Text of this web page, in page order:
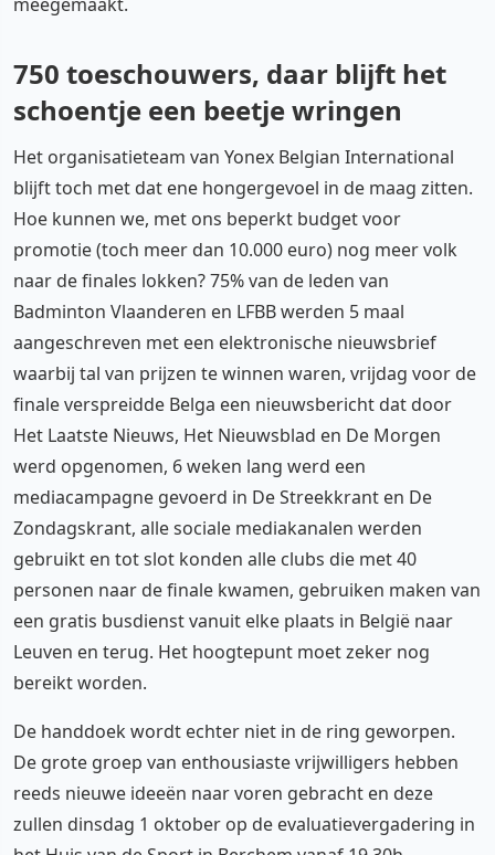
750 toeschouwers, daar blijft het
schoentje een beetje wringen
Het organisatieteam van Yonex Belgian International
blijft toch met dat ene hongergevoel in de maag zitten.
Hoe kunnen we, met ons beperkt budget voor
promotie (toch meer dan 10.000 euro) nog meer volk
naar de finales lokken? 75% van de leden van
Badminton Vlaanderen en LFBB werden 5 maal
aangeschreven met een elektronische nieuwsbrief
waarbij tal van prijzen te winnen waren, vrijdag voor de
finale verspreidde Belga een nieuwsbericht dat door
Het Laatste Nieuws, Het Nieuwsblad en De Morgen
werd opgenomen, 6 weken lang werd een
mediacampagne gevoerd in De Streekkrant en De
Zondagskrant, alle sociale mediakanalen werden
gebruikt en tot slot konden alle clubs die met 40
personen naar de finale kwamen, gebruiken maken van
een gratis busdienst vanuit elke plaats in België naar
Leuven en terug. Het hoogtepunt moet zeker nog
bereikt worden.
De handdoek wordt echter niet in de ring geworpen.
De grote groep van enthousiaste vrijwilligers hebben
reeds nieuwe ideeën naar voren gebracht en deze
zullen dinsdag 1 oktober op de evaluatievergadering in